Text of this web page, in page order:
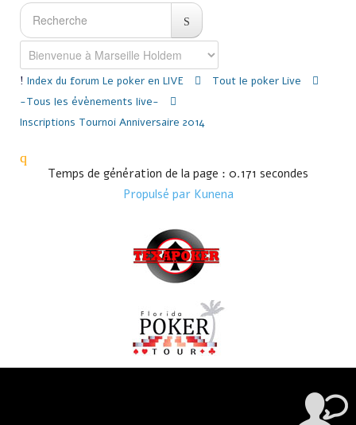
Index du forum Le poker en LIVE
Tout le poker Live
-Tous les évènements live-
Inscriptions Tournoi Anniversaire 2014
Temps de génération de la page : 0.171 secondes
Propulsé par Kunena